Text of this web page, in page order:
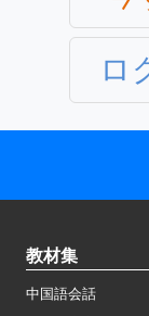
ロ
教材集
中国語会話